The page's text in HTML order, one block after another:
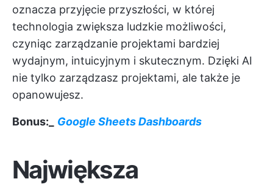
oznacza przyjęcie przyszłości, w której
technologia zwiększa ludzkie możliwości,
czyniąc zarządzanie projektami bardziej
wydajnym, intuicyjnym i skutecznym. Dzięki AI
nie tylko zarządzasz projektami, ale także je
opanowujesz.
Bonus:_ Google Sheets Dashboards
Największa